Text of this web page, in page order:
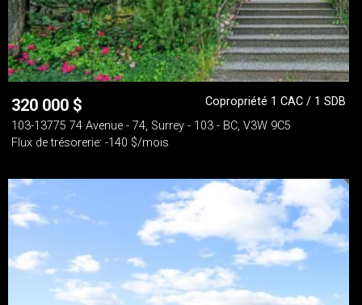
320 000 $
Copropriété 1 CAC / 1 SDB
103-13775 74 Avenue - 74, Surrey - 103 - BC, V3W 9C5
Flux de trésorerie: -140 $/mois